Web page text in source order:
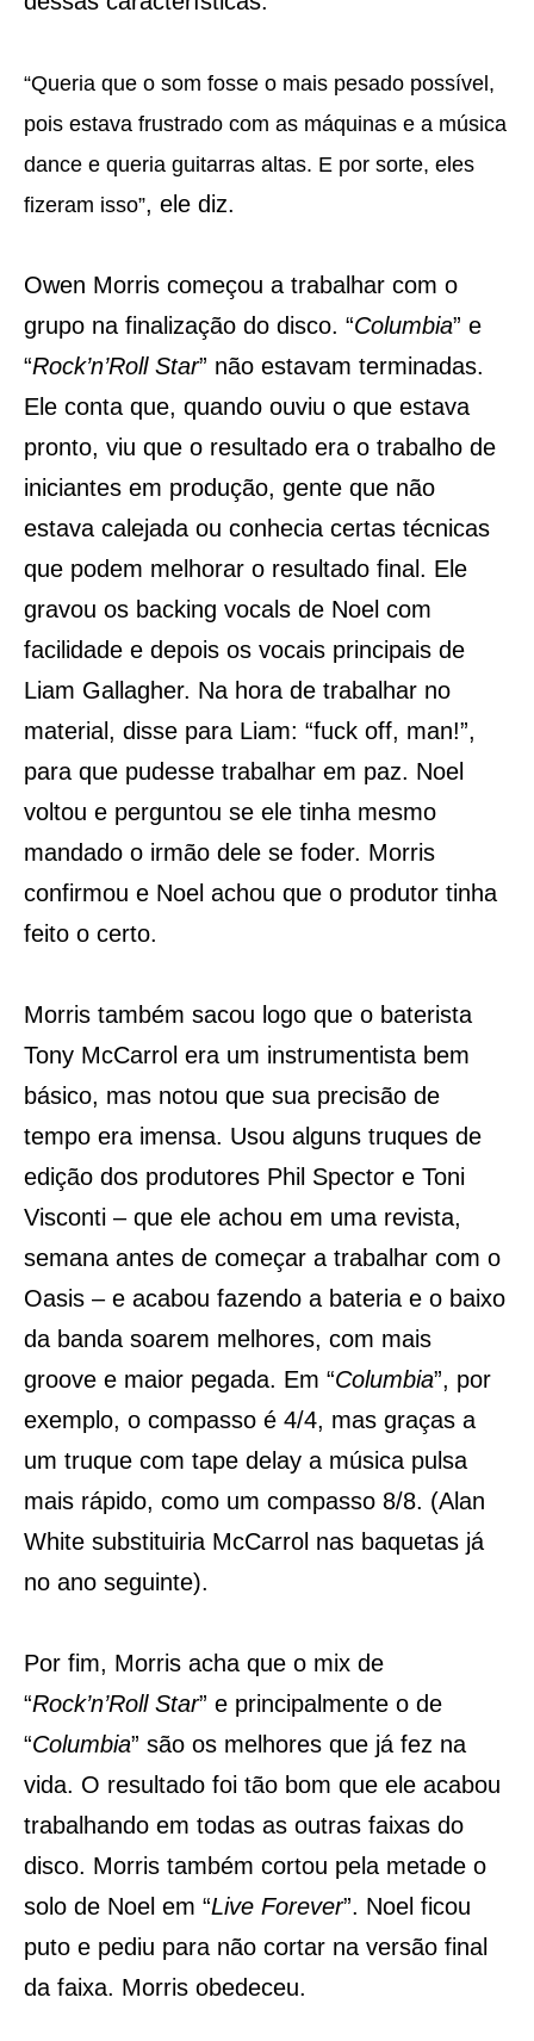
“Queria que o som fosse o mais pesado possível,
pois estava frustrado com as máquinas e a música
dance e queria guitarras altas. E por sorte, eles
fizeram isso”, ele diz.
Owen Morris começou a trabalhar com o
grupo na finalização do disco. “Columbia” e
“Rock’n’Roll Star” não estavam terminadas.
Ele conta que, quando ouviu o que estava
pronto, viu que o resultado era o trabalho de
iniciantes em produção, gente que não
estava calejada ou conhecia certas técnicas
que podem melhorar o resultado final. Ele
gravou os backing vocals de Noel com
facilidade e depois os vocais principais de
Liam Gallagher. Na hora de trabalhar no
material, disse para Liam: “fuck off, man!”,
para que pudesse trabalhar em paz. Noel
voltou e perguntou se ele tinha mesmo
mandado o irmão dele se foder. Morris
confirmou e Noel achou que o produtor tinha
feito o certo.
Morris também sacou logo que o baterista
Tony McCarrol era um instrumentista bem
básico, mas notou que sua precisão de
tempo era imensa. Usou alguns truques de
edição dos produtores Phil Spector e Toni
Visconti – que ele achou em uma revista,
semana antes de começar a trabalhar com o
Oasis – e acabou fazendo a bateria e o baixo
da banda soarem melhores, com mais
groove e maior pegada. Em “Columbia”, por
exemplo, o compasso é 4/4, mas graças a
um truque com tape delay a música pulsa
mais rápido, como um compasso 8/8. (Alan
White substituiria McCarrol nas baquetas já
no ano seguinte).
Por fim, Morris acha que o mix de
“Rock’n’Roll Star” e principalmente o de
“Columbia” são os melhores que já fez na
vida. O resultado foi tão bom que ele acabou
trabalhando em todas as outras faixas do
disco. Morris também cortou pela metade o
solo de Noel em “Live Forever”. Noel ficou
puto e pediu para não cortar na versão final
da faixa. Morris obedeceu.